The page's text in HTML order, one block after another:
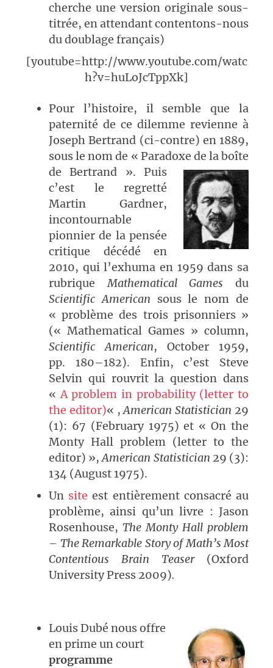
cherche une version originale sous-
titrée, en attendant contentons-nous
du doublage français)
[youtube=http://www.youtube.com/watc
h?v=huLoJcTppXk]
Pour l’histoire, il semble que la
paternité de ce dilemme revienne à
Joseph Bertrand (ci-contre) en 1889,
sous le nom de « Paradoxe de la boîte
de Bertrand ». Puis
c’est le regretté
Martin Gardner,
incontournable
pionnier de la pensée
critique décédé en
2010, qui l’exhuma en 1959 dans sa
rubriqueMathematical Games du
Scientific American sous le nom de
« problème des trois prisonniers »
(« Mathematical Games » column,
Scientific American, October 1959,
pp. 180–182). Enfin, c’est Steve
Selvin qui rouvrit la question dans
«A problem in probability (letter to
the editor)« ,American Statistician 29
(1): 67 (February 1975) et « On the
Monty Hall problem (letter to the
editor) »,American Statistician 29 (3):
134 (August 1975).
Un site est entièrement consacré au
problème, ainsi qu’un livre : Jason
Rosenhouse, The Monty Hall problem
– The Remarkable Story of Math’s Most
Contentious Brain Teaser(Oxford
University Press 2009).
Louis Dubé nous offre
en prime un court
programme